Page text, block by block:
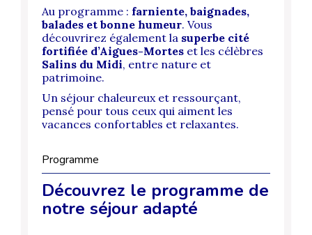
Au programme : farniente, baignades,
balades et bonne humeur. Vous
découvrirez également la superbe cité
fortifiée d’Aigues-Mortes et les célèbres
Salins du Midi, entre nature et
patrimoine.
Un séjour chaleureux et ressourçant,
pensé pour tous ceux qui aiment les
vacances confortables et relaxantes.
Programme
Découvrez le programme de
notre séjour adapté